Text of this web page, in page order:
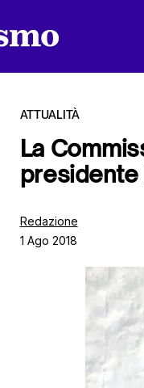
ATTUALITÀ
La
presidente
Redazione
1 Ago 2018